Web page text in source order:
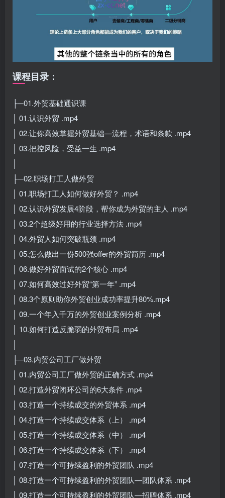
课程目录：
├─01.外贸基础通识课
│ 01.认识外贸 .mp4
│ 02.让你高效掌握外贸基础—流程，术语和条款 .mp4
│ 03.把控风险，受益一生 .mp4
├─02.职场打工人做外贸
│ 01.职场打工人如何做好外贸？ .mp4
│ 02.认识外贸发展4阶段，帮你成为外贸的主人 .mp4
│ 03.2个超级好用的行业选择方法 .mp4
│ 04.外贸人如何突破瓶颈 .mp4
│ 05.怎么做出一份500强offer的外贸简历 .mp4
│ 06.做好外贸面试的2个核心 .mp4
│ 07.如何高效过好外贸“第一年” .mp4
│ 08.3个原则助你外贸创业成功率提升80%.mp4
│ 09.一个年入千万的外贸创业案例分析 .mp4
│ 10.如何打造反脆弱的外贸布局 .mp4
├─03.内贸公司工厂做外贸
│ 01.内贸公司工厂做外贸的正确方式 .mp4
│ 02.打造外贸闭环公司的6大条件 .mp4
│ 03.打造一个持续成交的外贸体系 .mp4
│ 04.打造一个持续成交体系（上） .mp4
│ 05.打造一个持续成交体系（中） .mp4
│ 06.打造一个持续成交体系（下） .mp4
│ 07.打造一个可持续盈利的外贸团队 .mp4
│ 08.打造一个可持续盈利的外贸团队—团队体系 .mp4
│ 09.打造一个可持续盈利的外贸团队—招聘体系 .mp4